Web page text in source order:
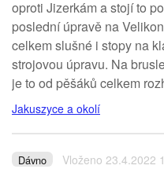
oproti Jizerkám a stojí to
poslední úpravě na
celkem slušné i stopy na
strojovou úpravu. Na
je to od pěšáků celkem
Jakuszyce a okolí
Dávno Vloženo 23.4.2022